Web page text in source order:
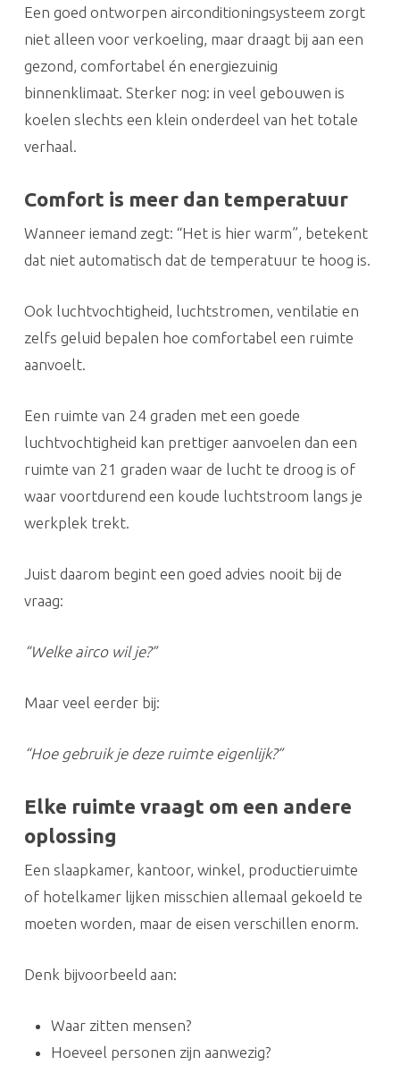
Een goed ontworpen airconditioningsysteem zorgt
niet alleen voor verkoeling, maar draagt bij aan een
gezond, comfortabel én energiezuinig
binnenklimaat. Sterker nog: in veel gebouwen is
koelen slechts een klein onderdeel van het totale
verhaal.
Comfort is meer dan temperatuur
Wanneer iemand zegt: “Het is hier warm”, betekent
dat niet automatisch dat de temperatuur te hoog is.
Ook luchtvochtigheid, luchtstromen, ventilatie en
zelfs geluid bepalen hoe comfortabel een ruimte
aanvoelt.
Een ruimte van 24 graden met een goede
luchtvochtigheid kan prettiger aanvoelen dan een
ruimte van 21 graden waar de lucht te droog is of
waar voortdurend een koude luchtstroom langs je
werkplek trekt.
Juist daarom begint een goed advies nooit bij de
vraag:
“Welke airco wil je?”
Maar veel eerder bij:
“Hoe gebruik je deze ruimte eigenlijk?”
Elke ruimte vraagt om een andere
oplossing
Een slaapkamer, kantoor, winkel, productieruimte
of hotelkamer lijken misschien allemaal gekoeld te
moeten worden, maar de eisen verschillen enorm.
Denk bijvoorbeeld aan:
Waar zitten mensen?
Hoeveel personen zijn aanwezig?